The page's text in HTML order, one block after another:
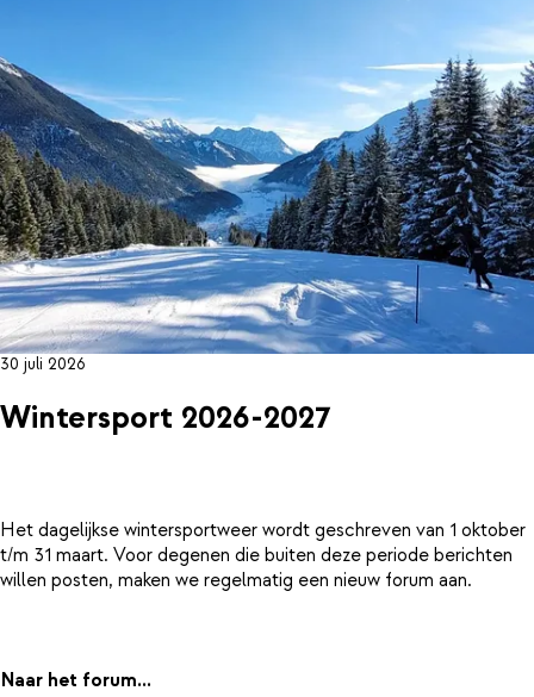
30 juli 2026
Wintersport 2026-2027
Het dagelijkse wintersportweer wordt geschreven van 1 oktober
t/m 31 maart. Voor degenen die buiten deze periode berichten
willen posten, maken we regelmatig een nieuw forum aan.
Naar het forum...